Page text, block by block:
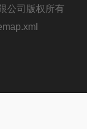
公司版权所有